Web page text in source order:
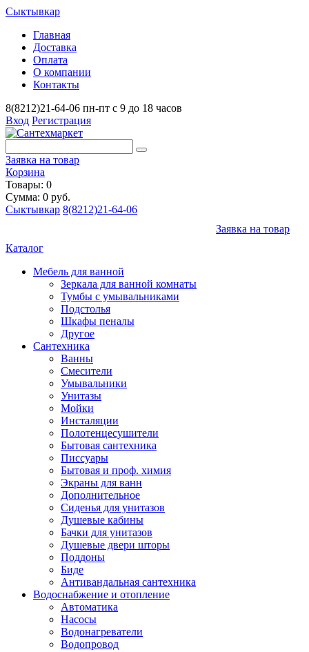
Сыктывкар
Главная
Доставка
Оплата
О компании
Контакты
8(8212)21-64-06 пн-пт с 9 до 18 часов
Вход Регистрация
Заявка на товар
Корзина
Товары: 0
Сумма: 0 руб.
Сыктывкар 8(8212)21-64-06
Заявка на товар
Каталог
Мебель для ванной
Зеркала для ванной комнаты
Тумбы с умывальниками
Подстолья
Шкафы пеналы
Другое
Сантехника
Ванны
Смесители
Умывальники
Унитазы
Мойки
Инсталяции
Полотенцесушители
Бытовая сантехника
Писсуары
Бытовая и проф. химия
Экраны для ванн
Дополнительное
Сиденья для унитазов
Душевые кабины
Бачки для унитазов
Душевые двери шторы
Поддоны
Биде
Антивандальная сантехника
Водоснабжение и отопление
Автоматика
Насосы
Водонагреватели
Водопровод